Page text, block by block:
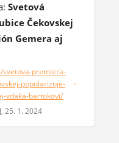
Svetová
Čekovskej
Gemera aj
svetova-premiera-
popularizuje-
vdaka-bartokovi/
okne)
25. 1. 2024